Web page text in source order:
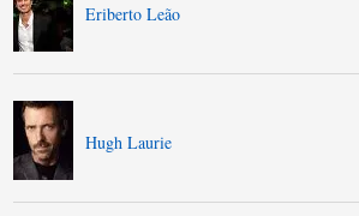
Eriberto Leão
Hugh Laurie